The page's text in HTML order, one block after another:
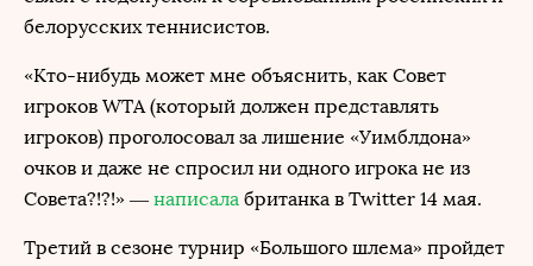
белорусских теннисистов.
«Кто-нибудь может мне объяснить, как Совет
игроков WTA (который должен представлять
игроков) проголосовал за лишение «Уимблдона»
очков и даже не спросил ни одного игрока не из
Совета?!?!» — написала британка в Twitter 14 мая.
Третий в сезоне турнир «Большого шлема» пройдет